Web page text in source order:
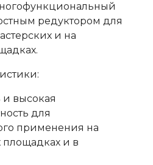
редуктором для
и на
и высокая
для
применения на
площадках и в